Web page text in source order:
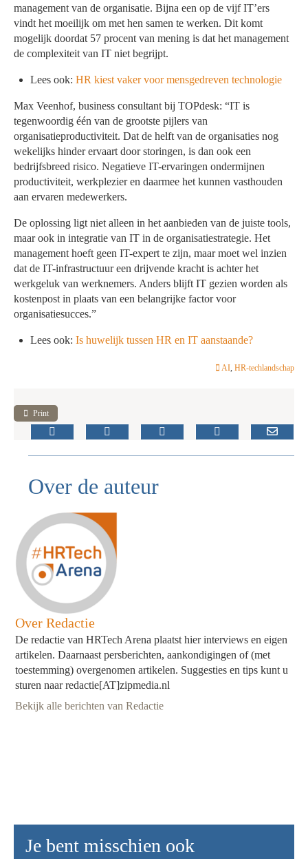
management van de organisatie. Bijna een op de vijf IT’ers
vindt het moeilijk om met hen samen te werken. Dit komt
mogelijk doordat 57 procent van mening is dat het management
de complexiteit van IT niet begrijpt.
Lees ook:HR kiest vaker voor mensgedreven technologie
Max Veenhof, business consultant bij TOPdesk: “IT is
tegenwoordig één van de grootste pijlers van
organisatieproductiviteit. Dat de helft van de organisaties nog
wekelijks hinder ervaart door storingen, is dan ook een
bedrijfsbreed risico. Negatieve IT-ervaringen ondermijnen
productiviteit, werkplezier en daarmee het kunnen vasthouden
aan ervaren medewerkers.
De oplossing ligt niet alleen in het aanbieden van de juiste tools,
maar ook in integratie van IT in de organisatiestrategie. Het
management hoeft geen IT-expert te zijn, maar moet wel inzien
dat de IT-infrastructuur een drijvende kracht is achter het
werkgeluk van werknemers. Anders blijft IT gezien worden als
kostenpost in plaats van een belangrijke factor voor
organisatiesucces.”
Lees ook:Is huwelijk tussen HR en IT aanstaande?
AI, HR-techlandschap
Print
Over de auteur
Over Redactie
De redactie van HRTech Arena plaatst hier interviews en eigen
artikelen. Daarnaast persberichten, aankondigingen of (met
toestemming) overgenomen artikelen. Suggesties en tips kunt u
sturen naar redactie[AT]zipmedia.nl
Bekijk alle berichten van Redactie
Je bent misschien ook